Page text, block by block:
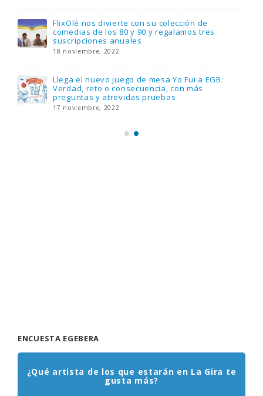
FlixOlé nos divierte con su colección de
comedias de los 80 y 90 y regalamos tres
suscripciones anuales
18 noviembre, 2022
Llega el nuevo juego de mesa Yo Fui a EGB:
Verdad, reto o consecuencia, con más
preguntas y atrevidas pruebas
17 noviembre, 2022
ENCUESTA EGEBERA
¿Qué artista de los que estarán en La Gira te
gusta más?